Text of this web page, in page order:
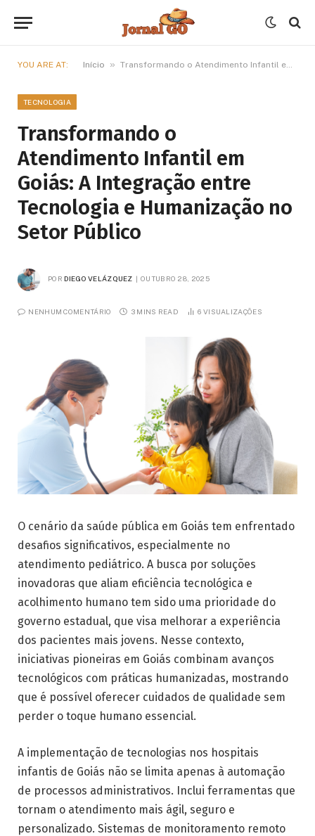
YOU ARE AT: Início » Transformando o Atendimento Infantil em Goiás: A Integração entre Tecnologia e Humanização no Setor Público
TECNOLOGIA
Transformando o
Atendimento Infantil em
Goiás: A Integração entre
Tecnologia e Humanização no
Setor Público
POR DIEGO VELÁZQUEZ OUTUBRO 28, 2025
NENHUM COMENTÁRIO 3 MINS READ 6 VISUALIZAÇÕES
O cenário da saúde pública em Goiás tem enfrentado
desafios significativos, especialmente no
atendimento pediátrico. A busca por soluções
inovadoras que aliam eficiência tecnológica e
acolhimento humano tem sido uma prioridade do
governo estadual, que visa melhorar a experiência
dos pacientes mais jovens. Nesse contexto,
iniciativas pioneiras em Goiás combinam avanços
tecnológicos com práticas humanizadas, mostrando
que é possível oferecer cuidados de qualidade sem
perder o toque humano essencial.
A implementação de tecnologias nos hospitais
infantis de Goiás não se limita apenas à automação
de processos administrativos. Inclui ferramentas que
tornam o atendimento mais ágil, seguro e
personalizado. Sistemas de monitoramento remoto